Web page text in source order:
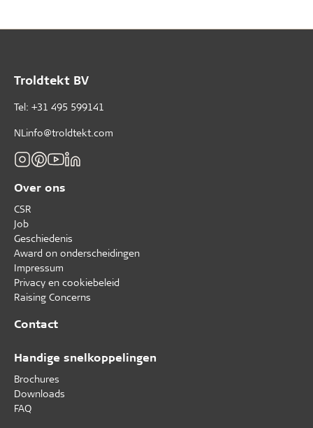
Troldtekt BV
Tel: +31 495 599141
NLinfo@troldtekt.com
Over ons
CSR
Job
Geschiedenis
Award on onderscheidingen
Impressum
Privacy en cookiebeleid
Raising Concerns
Contact
Handige snelkoppelingen
Brochures
Downloads
FAQ